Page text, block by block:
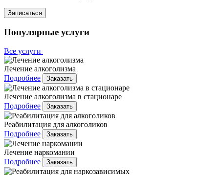
Записаться
Популярные услуги
Все услуги
Лечение алкоголизма
Подробнее
Заказать
Лечение алкоголизма в стационаре
Подробнее
Заказать
Реабилитация для алкоголиков
Подробнее
Заказать
Лечение наркомании
Подробнее
Заказать